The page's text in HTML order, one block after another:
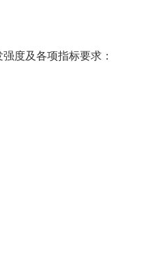
度及各项指标要求：